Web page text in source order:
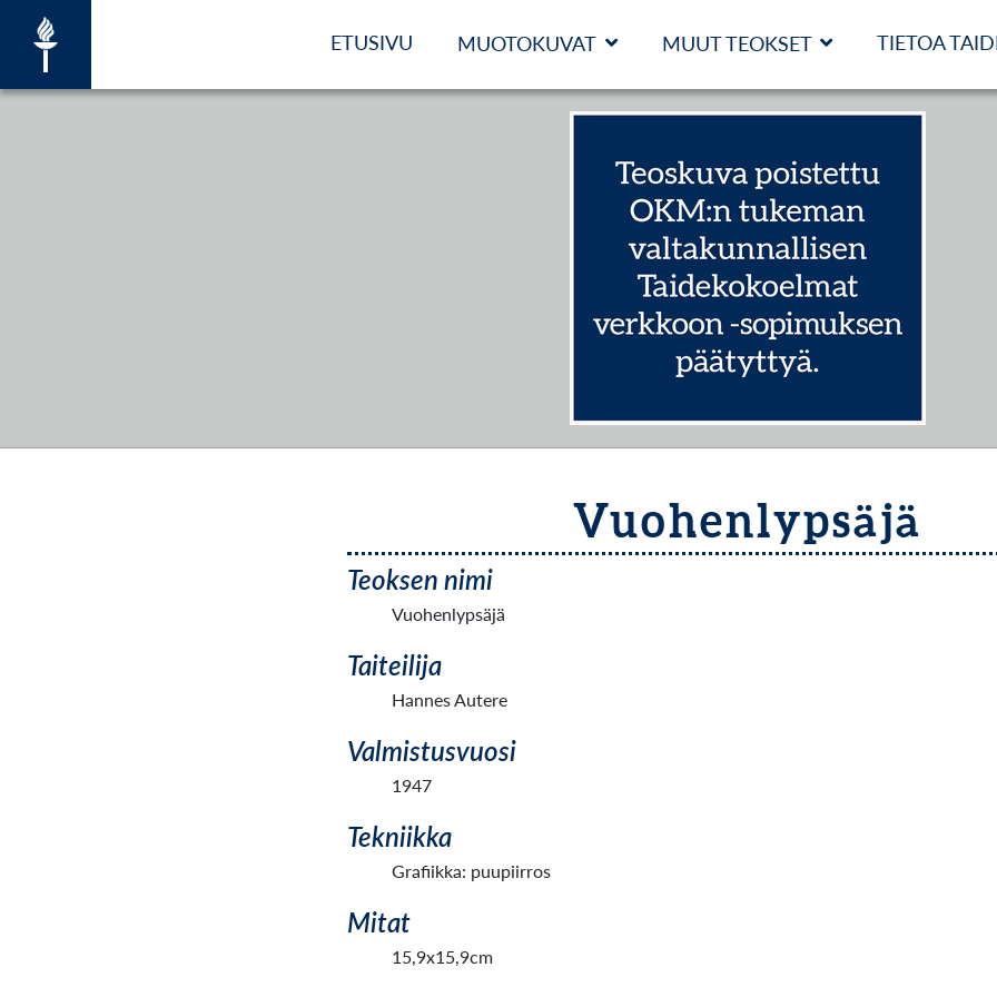
ETUSIVU MUOTOKUVAT MUUT TEOKSET TIETOA
Vuohenlypsäjä
Teoksen nimi
Vuohenlypsäjä
Taiteilija
Hannes Autere
Valmistusvuosi
1947
Tekniikka
Grafiikka: puupiirros
Mitat
15,9x15,9cm